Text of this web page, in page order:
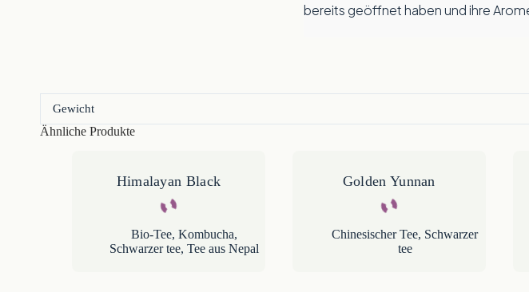
bereits geöffnet haben und ihre
Gewicht
Ähnliche Produkte
Himalayan Black
Bio-Tee,Kombucha,
Schwarzer tee,Tee aus Nepal
Golden Yunnan
Chinesischer Tee, Schwarzer
tee